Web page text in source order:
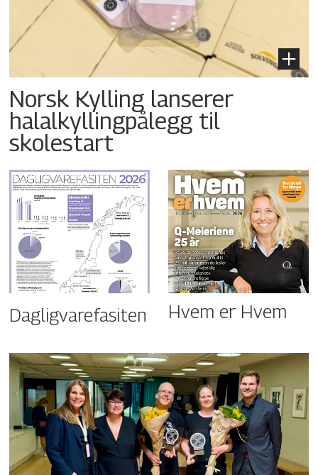
Norsk Kylling lanserer
halalkyllingpålegg til
skolestart
Dagligvarefasiten Hvem er Hvem